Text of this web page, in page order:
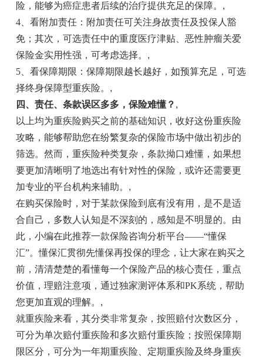
险，能够为癌症患者后续的治疗提供充足的保障。 ,
4、看附加责任：附加责任可关注身故责任及投保人豁
免；其次，可选责任中的重度医疗津贴、恶性肿瘤关爱
保险金实用性强，可考虑选择。 ,
5、看保障期限：保障期限越长越好，如预算充足，可选
择终身保障型重疾险。 ,
四、责任、条款误区多多，保险难懂？ ,
以上均为重疾险购买之前的基础知识，收好这份重疾险
攻略，能够帮助您在纷繁复杂的保险市场中做出初步的
筛选。然而，重疾险种类复杂，条款拗口难懂，如果想
要更加清晰明了地选出有针对性的保险，或许还需要更
加专业的平台机构来辅助。 ,
在购买保险时，对于某款保险到底有没有用，是不是适
合自己，多数人认知是不深刻的，感知是不明显的。由
此，小编在此推荐一款保险咨询分析平台——“懂保
汇”。懂保汇贯彻先懂保再投保的理念，让大家在购买之
前，清清楚楚的看懂每一个保险产品的核心责任，重点
价值，理赔注意项，通过独家测评体系和PK系统，帮助
您更加直观的理解。 ,
就重疾险来看，其分类非常复杂，按照赔付次数区分，
可分为单次赔付重疾险和多次赔付重疾险；按照保障期
限区分，可分为一年期重疾险、定期重疾险及终身重疾